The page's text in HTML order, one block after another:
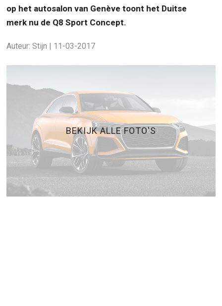
op het autosalon van Genève toont het Duitse
merk nu de Q8 Sport Concept.
Auteur: Stijn | 11-03-2017
BEKIJK ALLE FOTO'S